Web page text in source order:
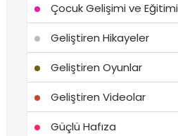
Çocuk Gelişimi ve Eğitimi
Geliştiren Hikayeler
Geliştiren Oyunlar
Geliştiren Videolar
Güçlü Hafıza